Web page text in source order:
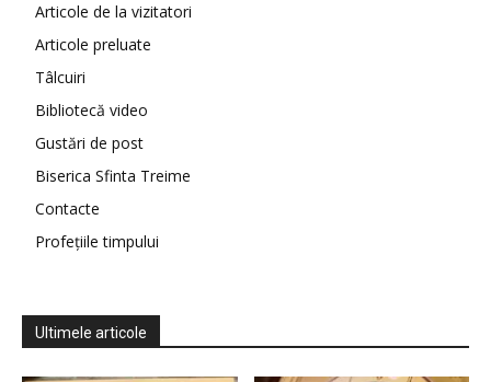
Articole de la vizitatori
Articole preluate
Tâlcuiri
Bibliotecă video
Gustări de post
Biserica Sfinta Treime
Contacte
Profețiile timpului
Ultimele articole